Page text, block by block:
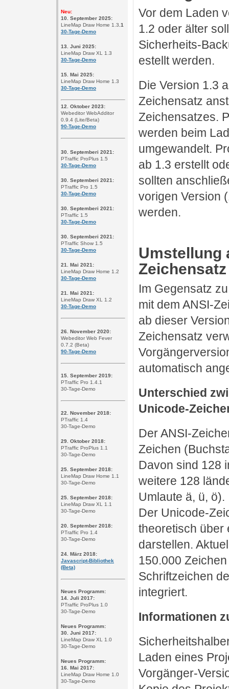
Neu:
10. September 2025:
LineMap Draw Home 1.3 .1
30-Tage-Demo
13. Juni 2025:
LineMap Draw XL 1.3
30-Tage-Demo
15. Mai 2025:
LineMap Draw Home 1.3
30-Tage-Demo
12. Oktober 2023:
Webeditor WebAdditor
0.9.4 (Lite/Beta)
90-Tage-Demo
30. Septemberi 2021:
PTraffic ProPlus 1.5
30-Tage-Demo
30. Septemberi 2021:
PTraffic Pro 1.5
30-Tage-Demo
30. Septemberi 2021:
PTraffic 1.5
30-Tage-Demo
30. Septemberi 2021:
PTraffic Show 1.5
30-Tage-Demo
21. Mai 2021:
LineMap Draw Home 1.2
30-Tage-Demo
21. Mai 2021:
LineMap Draw XL 1.2
30-Tage-Demo
26. November 2020:
Webeditor Web Fever
0.7.2 (Beta)
90-Tage-Demo
15. September 2019:
PTraffic Pro 1.4.1
30-Tage-Demo
22. November 2018:
PTraffic 1.4
30-Tage-Demo
29. Oktober 2018:
PTraffic ProPlus 1.1
30-Tage-Demo
25. September 2018:
LineMap Draw Home 1.1
30-Tage-Demo
25. September 2018:
LineMap Draw XL 1.1
30-Tage-Demo
20. September 2018:
PTraffic Pro 1.4
30-Tage-Demo
24. März 2018:
Javascript-Bibliothek
(Beta)
Neues Programm:
14. Juli 2017:
PTraffic ProPlus 1.0
30-Tage-Demo
Neues Programm:
30. Juni 2017:
LineMap Draw XL 1.0
30-Tage-Demo
Neues Programm:
16. Mai 2017:
LineMap Draw Home 1.0
30-Tage-Demo
Vor dem Laden
1.2 oder älter
Sicherheits-
estellt werden.
Die Version 1.3
Zeichensatz
Zeichensatzes.
werden beim
umgewandelt.
ab 1.3 erstellt
sollten
vorigen Version
werden.
Umstellung
Zeichensatz
Im Gegensatz
mit dem ANSI-
ab dieser
Zeichensatz
automatisch
Unterschied
Unicode-
Der ANSI-
Zeichen
Davon sind 128
weitere 128
Umlaute ä, ü, ö).
Der Unicode-
theoretisch über
darstellen.
150.000
Schriftzeichen
integriert.
Informationen
Laden eines
Vorgänger-